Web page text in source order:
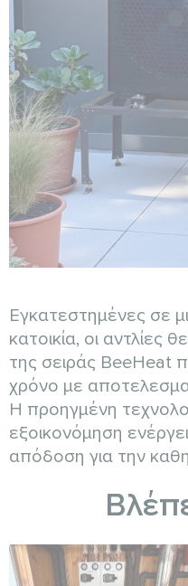
Εγκατεστημένες σε
κατοικία, οι αντλίες
της σειράς BeeHeat
χρόνο με
Η προηγμένη
εξοικονόμηση
απόδοση για την